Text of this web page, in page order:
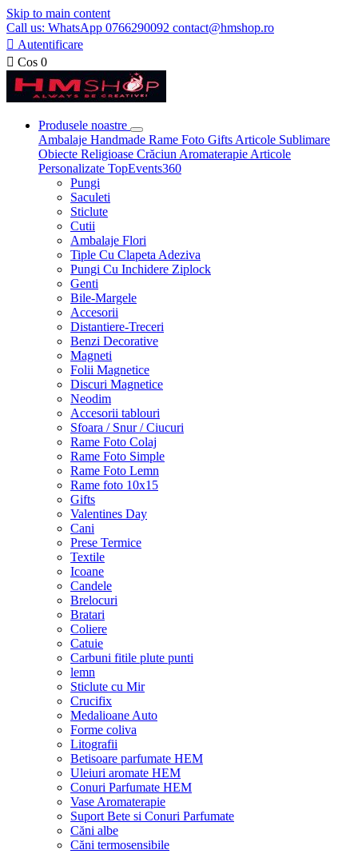
Skip to main content
Call us: WhatsApp 0766290092 contact@hmshop.ro
 Autentificare
 Cos 0
Produsele noastre
Ambalaje Handmade Rame Foto Gifts Articole Sublimare
Obiecte Religioase Crăciun Aromaterapie Articole
Personalizate TopEvents360
Pungi
Saculeti
Sticlute
Cutii
Ambalaje Flori
Tiple Cu Clapeta Adeziva
Pungi Cu Inchidere Ziplock
Genti
Bile-Margele
Accesorii
Distantiere-Treceri
Benzi Decorative
Magneti
Folii Magnetice
Discuri Magnetice
Neodim
Accesorii tablouri
Sfoara / Snur / Ciucuri
Rame Foto Colaj
Rame Foto Simple
Rame Foto Lemn
Rame foto 10x15
Gifts
Valentines Day
Cani
Prese Termice
Textile
Icoane
Candele
Brelocuri
Bratari
Coliere
Catuie
Carbuni fitile plute punti
lemn
Sticlute cu Mir
Crucifix
Medalioane Auto
Forme coliva
Litografii
Betisoare parfumate HEM
Uleiuri aromate HEM
Conuri Parfumate HEM
Vase Aromaterapie
Suport Bete si Conuri Parfumate
Căni albe
Căni termosensibile